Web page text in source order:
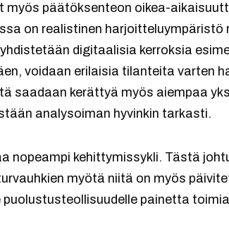
päätöksenteon oikea-
on realistinen harjoitteluympäristö
digitaalisia kerroksia
voidaan erilaisia tilanteita varten
saadaan kerättyä myös aiempaa
analysoiman hyvinkin tarkasti.
nopeampi kehittymissykli. Tästä
myötä niitä on myös
painetta